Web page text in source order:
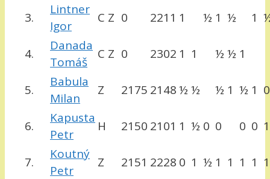
3.
Lintner
Igor
C Z 0 2211 1 ½ 1 ½ 1
4.
Danada
Tomáš
C Z 0 2302 1 1 ½ ½ 1
5.
Babula
Milan
Z 2175 2148½ ½ ½ 1 ½ 1 0
6.
Kapusta
Petr
H 2150 2101 1 ½ 0 0 0 0 1
7.
Koutný
Petr
Z 2151 2228 0 1 ½ 1 1 1 1 1